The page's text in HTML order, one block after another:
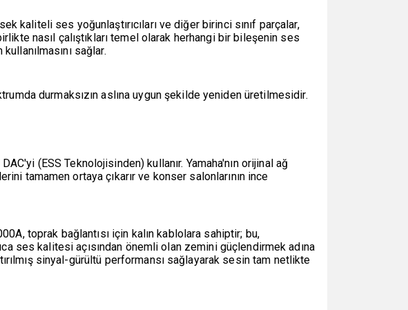
kaliteli ses yoğunlaştırıcıları ve diğer birinci sınıf parçalar,
nasıl çalıştıkları temel olarak herhangi bir bileşenin ses
sağlar.
durmaksızın aslına uygun şekilde yeniden üretilmesidir.
(ESS Teknolojisinden) kullanır. Yamaha'nın orijinal ağ
tamamen ortaya çıkarır ve konser salonlarının ince
toprak bağlantısı için kalın kablolara sahiptir; bu,
ses kalitesi açısından önemli olan zemini güçlendirmek adına
sinyal-gürültü performansı sağlayarak sesin tam netlikte